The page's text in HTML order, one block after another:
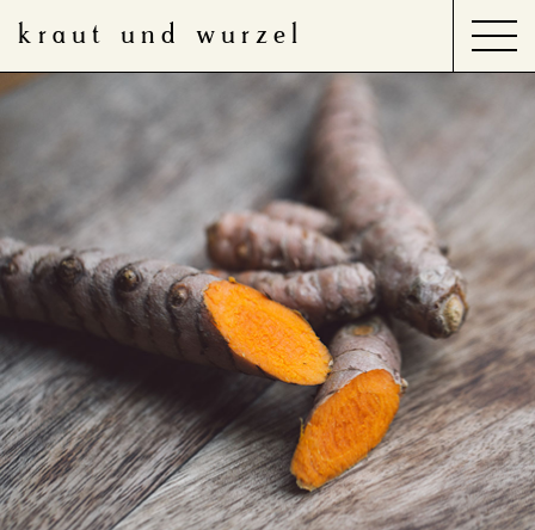
kraut und wurzel
Produkte
Anwendungsbereiche